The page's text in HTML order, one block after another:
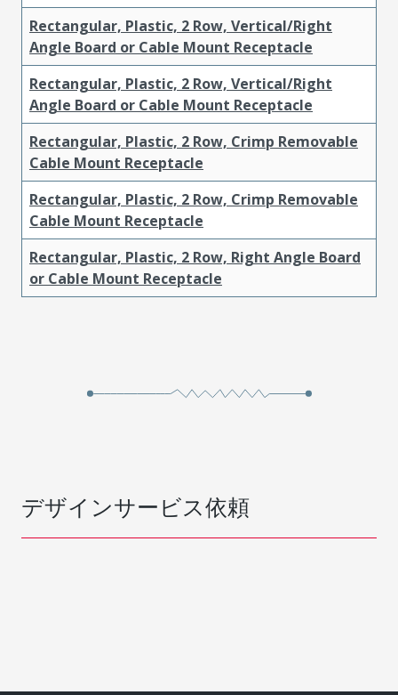
Rectangular, Plastic, 2 Row, Vertical/Right
Angle Board or Cable Mount Receptacle
Rectangular, Plastic, 2 Row, Vertical/Right
Angle Board or Cable Mount Receptacle
Rectangular, Plastic, 2 Row, Crimp Removable
Cable Mount Receptacle
Rectangular, Plastic, 2 Row, Crimp Removable
Cable Mount Receptacle
Rectangular, Plastic, 2 Row, Right Angle Board
or Cable Mount Receptacle
デザインサービス依頼